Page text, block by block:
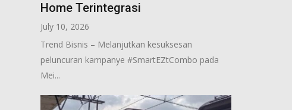
Home Terintegrasi
July 10, 2026
Trend Bisnis – Melanjutkan kesuksesan
peluncuran kampanye #SmartEZtCombo pada
Mei...